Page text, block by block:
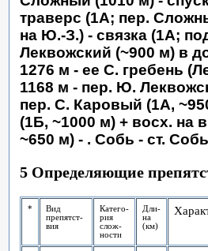
траверс (1А; пер.
на Ю.-З.) - связка (1А;
Леквожский (~900 м) в
1276 м - ее С. гребень
1168 м - пер. Ю.
пер. С. Каровый (1А,
(1Б, ~1000 м) + восх. на
~650 м) - . Собь - ст.
5 Определяющие
*
Вид
препятст-
вия
Катего-
рия
слож-
ности
Дли-
на
(км)